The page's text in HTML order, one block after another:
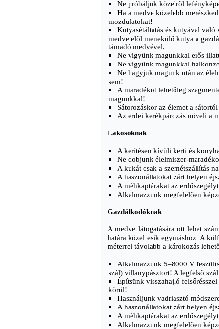
Ne próbáljuk közelről
Ha a medve közelebb
mozdulatokat!
Kutyasétáltatás és kutyával való
medve elől menekülő kutya a
támadó medvével.
Ne vigyünk magunkkal erős
Ne vigyünk magunkkal
Ne hagyjuk magunk után az
sem!
A maradékot lehetőleg
magunkkal!
Sátorozáskor az élemet a
Az erdei kerékpározás növeli a
Lakosoknak
A kerítésen kívüli kerti és
Ne dobjunk élelmiszer-
A kukát csak a szemétszállítás
A haszonállatokat zárt helyen
A méhkaptárakat az
Alkalmazzunk megfelelően
Gazdálkodóknak
A medve látogatására ott lehet
határa közel esik egymáshoz. A
méterrel távolabb a károkozás
Alkalmazzunk 5–8000 V
szál) villanypásztort! A legfelső
Építsünk visszahajló
körül!
Használjunk vadriasztó
A haszonállatokat zárt helyen
A méhkaptárakat az
Alkalmazzunk megfelelően